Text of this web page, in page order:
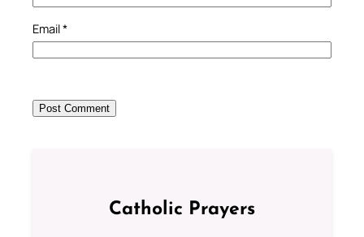
Email*
Catholic Prayers